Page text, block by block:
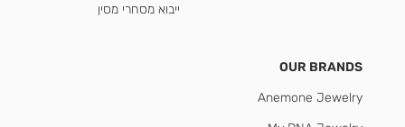
ייבוא מסחרי מסין
OUR BRANDS
Anemone Jewelry